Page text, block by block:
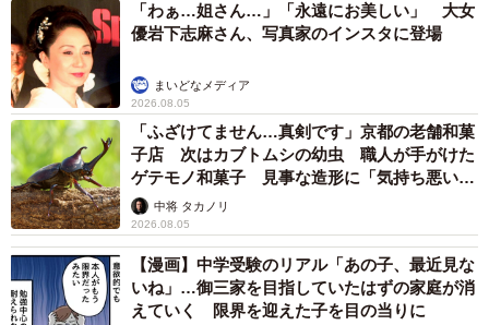
「わぁ…姐さん…」「永遠にお美しい」 大女
優岩下志麻さん、写真家のインスタに登場
まいどなメディア
2026.08.05
「ふざけてません…真剣です」京都の老舗和菓
子店 次はカブトムシの幼虫 職人が手がけた
ゲテモノ和菓子 見事な造形に「気持ち悪いく
らいリアル」
中将 タカノリ
2026.08.05
【漫画】中学受験のリアル「あの子、最近見な
いね」…御三家を目指していたはずの家庭が消
えていく 限界を迎えた子を目の当りに